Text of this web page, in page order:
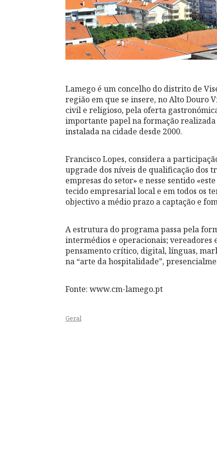
Lamego é um concelho do distrito de
região em que se insere, no Alto Douro
civil e religioso, pela oferta
importante papel na formação
instalada na cidade desde 2000.
Francisco Lopes, considera a
upgrade dos níveis de qualificação dos
empresas do setor» e nesse sentido
tecido empresarial local e em todos os
objectivo a médio prazo a captação e
A estrutura do programa passa pela
intermédios e operacionais; vereadores
pensamento crítico, digital, línguas,
na “arte da hospitalidade”,
Fonte: www.cm-lamego.pt
Geral